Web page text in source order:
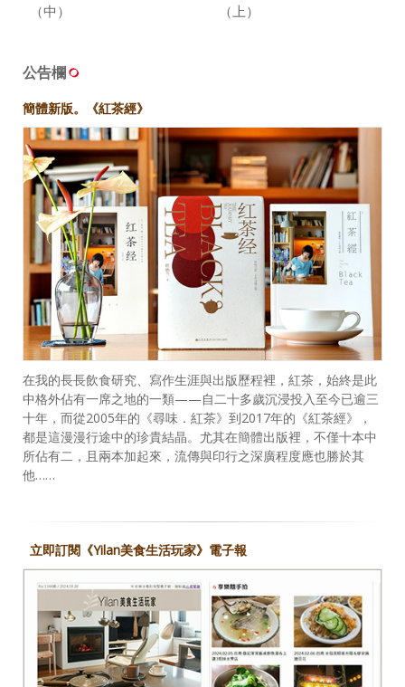
（中）
（上）
公告欄
簡體新版。《紅茶經》
在我的長長飲食研究、寫作生涯與出版歷程裡，紅茶，始終是此
中格外佔有一席之地的一類——自二十多歲沉浸投入至今已逾三
十年，而從2005年的《尋味．紅茶》到2017年的《紅茶經》，
都是這漫漫行途中的珍貴結晶。尤其在簡體出版裡，不僅十本中
所佔有二，且兩本加起來，流傳與印行之深廣程度應也勝於其
他……
立即訂閱《Yilan美食生活玩家》電子報